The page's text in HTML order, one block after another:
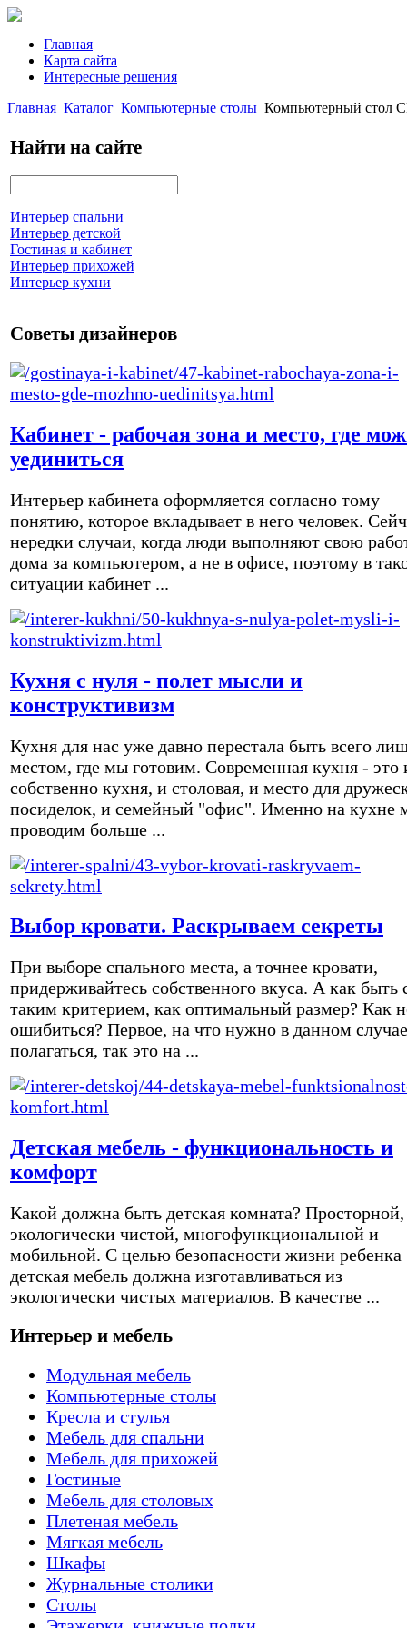
Главная
Карта сайта
Интересные решения
Главная Каталог Компьютерные столы Компьютерный стол
Найти на сайте
Интерьер спальни
Интерьер детской
Гостиная и кабинет
Интерьер прихожей
Интерьер кухни
Советы дизайнеров
Кабинет - рабочая зона и место, где
уединиться
Интерьер кабинета оформляется согласно тому
понятию, которое вкладывает в него человек.
нередки случаи, когда люди выполняют свою
дома за компьютером, а не в офисе, поэтому в
ситуации кабинет ...
Кухня с нуля - полет мысли и
конструктивизм
Кухня для нас уже давно перестала быть всего
местом, где мы готовим. Современная кухня - это
собственно кухня, и столовая, и место для
посиделок, и семейный "офис". Именно на кухне
проводим больше ...
Выбор кровати. Раскрываем секреты
При выборе спального места, а точнее кровати,
придерживайтесь собственного вкуса. А как быть
таким критерием, как оптимальный размер? Как
ошибиться? Первое, на что нужно в данном случае
полагаться, так это на ...
Детская мебель - функциональность и
комфорт
Какой должна быть детская комната? Просторной,
экологически чистой, многофункциональной и
мобильной. С целью безопасности жизни ребенка
детская мебель должна изготавливаться из
экологически чистых материалов. В качестве ...
Интерьер и мебель
Модульная мебель
Компьютерные столы
Кресла и стулья
Мебель для спальни
Мебель для прихожей
Гостиные
Мебель для столовых
Плетеная мебель
Мягкая мебель
Шкафы
Журнальные столики
Столы